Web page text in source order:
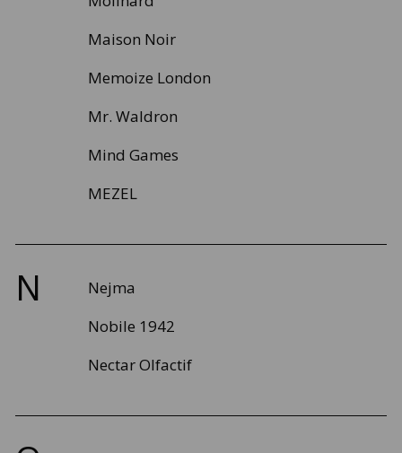
Maison Noir
Memoize London
Mr. Waldron
Mind Games
MEZEL
N
Nejma
Nobile 1942
Nectar Olfactif